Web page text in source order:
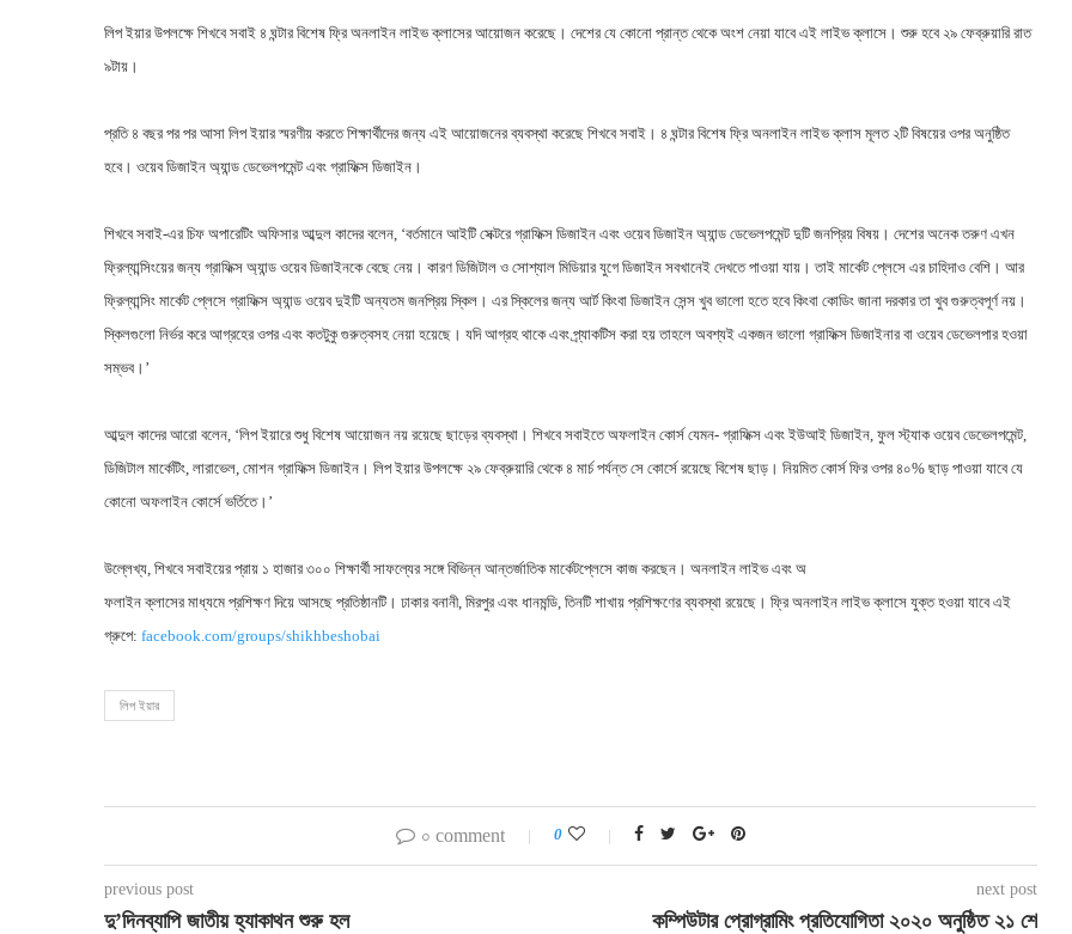
লিপ ইয়ার উপলক্ষে শিখবে সবাই ৪ ঘন্টার বিশেষ ফ্রি অনলাইন লাইভ ক্লাসের আয়োজন করেছে। দেশের যে কোনো প্রান্ত থেকে অংশ নেয়া যাবে এই লাইভ ক্লাসে। শুরু হবে ২৯ ফেব্রুয়ারি রাত
৯টায়।
প্রতি ৪ বছর পর পর আসা লিপ ইয়ার স্মরণীয় করতে শিক্ষার্থীদের জন্য এই আয়োজনের ব্যবস্থা করেছে শিখবে সবাই। ৪ ঘন্টার বিশেষ ফ্রি অনলাইন লাইভ ক্লাস মূলত ২টি বিষয়ের ওপর অনুষ্ঠিত
হবে। ওয়েব ডিজাইন অ্যান্ড ডেভেলপমেন্ট এবং গ্রাফিক্স ডিজাইন।
শিখবে সবাই-এর চিফ অপারেটিং অফিসার আব্দুল কাদের বলেন, ‘বর্তমানে আইটি সেক্টরে গ্রাফিক্স ডিজাইন এবং ওয়েব ডিজাইন অ্যান্ড ডেভেলপমেন্ট দুটি জনপ্রিয় বিষয়। দেশের অনেক তরুণ এখন
ফ্রিল্যান্সিংয়ের জন্য গ্রাফিক্স অ্যান্ড ওয়েব ডিজাইনকে বেছে নেয়। কারণ ডিজিটাল ও সোশ্যাল মিডিয়ার যুগে ডিজাইন সবখানেই দেখতে পাওয়া যায়। তাই মার্কেট প্লেসে এর চাহিদাও বেশি। আর
ফ্রিল্যান্সিং মার্কেট প্লেসে গ্রাফিক্স অ্যান্ড ওয়েব দুইটি অন্যতম জনপ্রিয় স্কিল। এর স্কিলের জন্য আর্ট কিংবা ডিজাইন সেন্স খুব ভালো হতে হবে কিংবা কোডিং জানা দরকার তা খুব গুরুত্বপূর্ণ নয়।
স্কিলগুলো নির্ভর করে আগ্রহের ওপর এবং কতটুকু গুরুত্বসহ নেয়া হয়েছে। যদি আগ্রহ থাকে এবং প্র্যাকটিস করা হয় তাহলে অবশ্যই একজন ভালো গ্রাফিক্স ডিজাইনার বা ওয়েব ডেভেলপার হওয়া
সম্ভব।’
আব্দুল কাদের আরো বলেন, ‘লিপ ইয়ারে শুধু বিশেষ আয়োজন নয় রয়েছে ছাড়ের ব্যবস্থা। শিখবে সবাইতে অফলাইন কোর্স যেমন- গ্রাফিক্স এবং ইউআই ডিজাইন, ফুল স্ট্যাক ওয়েব ডেভেলপমেন্ট,
ডিজিটাল মার্কেটিং, লারাভেল, মোশন গ্রাফিক্স ডিজাইন। লিপ ইয়ার উপলক্ষে ২৯ ফেব্রুয়ারি থেকে ৪ মার্চ পর্যন্ত সে কোর্সে রয়েছে বিশেষ ছাড়। নিয়মিত কোর্স ফির ওপর ৪০% ছাড় পাওয়া যাবে যে
কোনো অফলাইন কোর্সে ভর্তিতে।’
উল্লেখ্য, শিখবে সবাইয়ের প্রায় ১ হাজার ৩০০ শিক্ষার্থী সাফল্যের সঙ্গে বিভিন্ন আন্তর্জাতিক মার্কেটপ্লেসে কাজ করছেন। অনলাইন লাইভ এবং অ
ফলাইন ক্লাসের মাধ্যমে প্রশিক্ষণ দিয়ে আসছে প্রতিষ্ঠানটি। ঢাকার বনানী, মিরপুর এবং ধানমন্ডি, তিনটি শাখায় প্রশিক্ষণের ব্যবস্থা রয়েছে। ফ্রি অনলাইন লাইভ ক্লাসে যুক্ত হওয়া যাবে এই
গ্রুপে: facebook.com/groups/shikhbeshobai
লিপ ইয়ার
০ comment 0
previous post
দু’দিনব্যাপি জাতীয় হ্যাকাথন শুরু হল
next post
কম্পিউটার প্রোগ্রামিং প্রতিযোগিতা ২০২০ অনুষ্ঠিত ২১ শে